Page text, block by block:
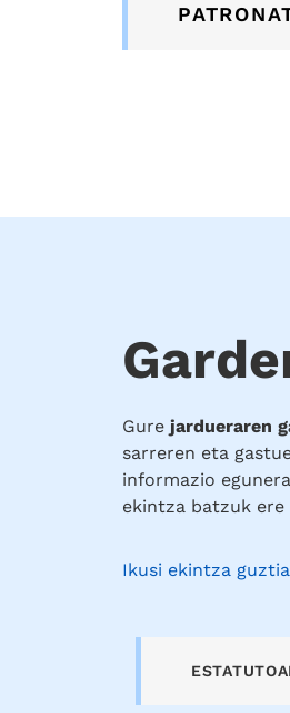
Gure jardueraren
sarreren eta
informazio
ekintza batzuk
Ikusi ekintza